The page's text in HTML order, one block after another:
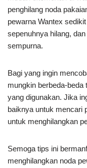
penghilang noda
pewarna Wantex
sepenuhnya hilang,
sempurna.
Bagi yang ingin
mungkin berbeda-beda
yang digunakan. Jika
baiknya untuk mencari
untuk menghilangkan
Semoga tips ini
menghilangkan noda